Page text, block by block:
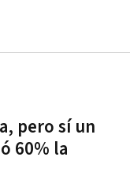
pero sí un
60% la